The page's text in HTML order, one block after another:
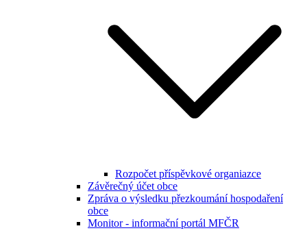
Rozpočet příspěvkové organiazce
Závěrečný účet obce
Zpráva o výsledku přezkoumání hospodaření
obce
Monitor - informační portál MFČR